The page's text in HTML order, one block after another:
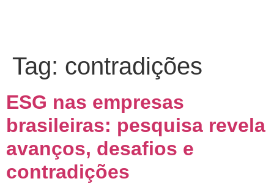
Tag: contradições
ESG nas empresas
brasileiras: pesquisa revela
avanços, desafios e
contradições